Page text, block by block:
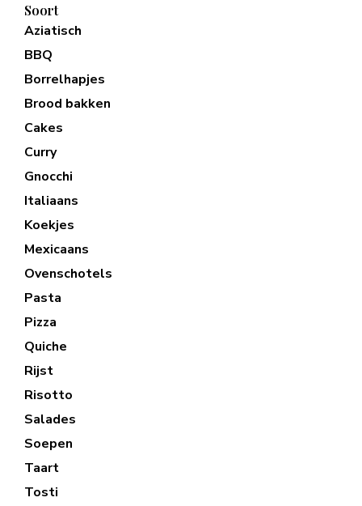
Soort
Aziatisch
BBQ
Borrelhapjes
Brood bakken
Cakes
Curry
Gnocchi
Italiaans
Koekjes
Mexicaans
Ovenschotels
Pasta
Pizza
Quiche
Rijst
Risotto
Salades
Soepen
Taart
Tosti